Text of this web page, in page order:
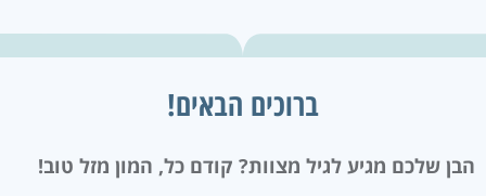
ברוכים הבאים!
הבן שלכם מגיע לגיל מצוות? קודם כל, המון מזל טוב!